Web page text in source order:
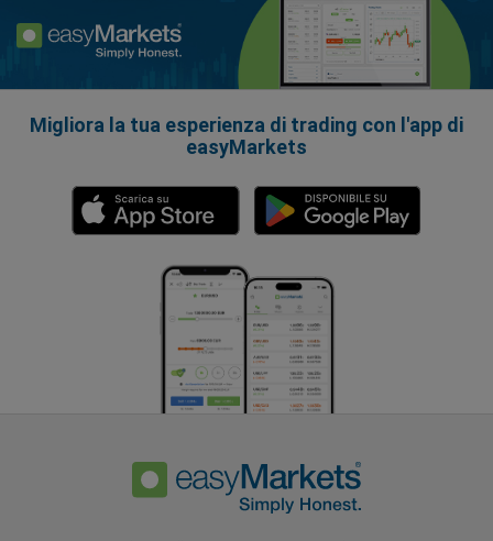
Migliora la tua esperienza di trading con l'app di
easyMarkets